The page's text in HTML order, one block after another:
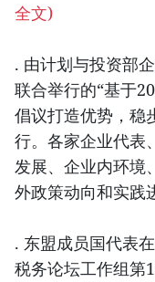
全文)
. 由计划与投资部
联合举行的“基于
倡议打造优势，稳
行。各家企业代表
发展、企业内环境
外政策动向和实践
. 东盟成员国代表
税务论坛工作组第